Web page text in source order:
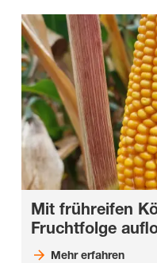
Mit frühreifen
Fruchtfolge
Mehr erfahren